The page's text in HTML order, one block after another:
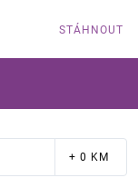
STÁHNOUT
+ 0 KM